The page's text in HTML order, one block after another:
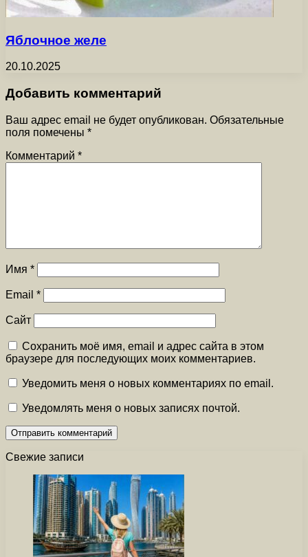
Яблочное желе
20.10.2025
Добавить комментарий
Ваш адрес email не будет опубликован. Обязательные
поля помечены *
Комментарий *
Имя *
Email *
Сайт
Сохранить моё имя, email и адрес сайта в этом
браузере для последующих моих комментариев.
Уведомить меня о новых комментариях по email.
Уведомлять меня о новых записях почтой.
Свежие записи